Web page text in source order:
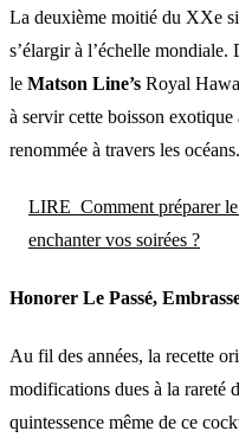
La deuxième moitié du XXe
s’élargir à l’échelle mondiale.
le Matson Line’s Royal
à servir cette boisson
renommée à travers les océans.
LIRE Comment préparer
enchanter vos soirées ?
Honorer Le Passé,
Au fil des années, la recette
modifications dues à la rareté
quintessence même de ce